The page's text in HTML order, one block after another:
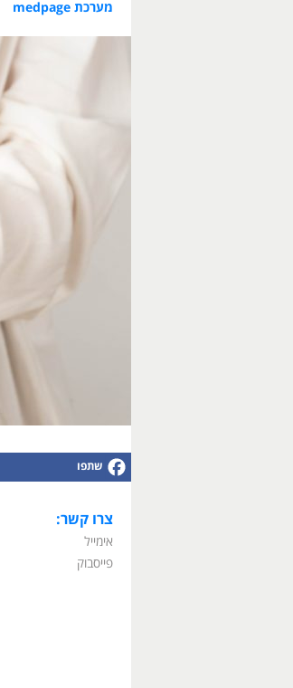
מערכת medpage
צרו קשר:
אימייל
פייסבוק